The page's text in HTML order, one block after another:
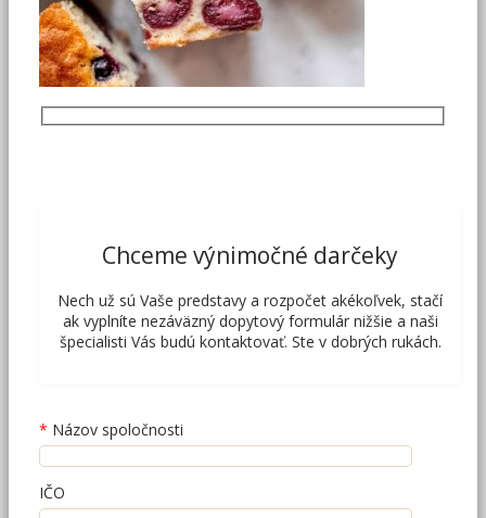
Chceme výnimočné darčeky
Nech už sú Vaše predstavy a rozpočet akékoľvek, stačí
ak vyplníte nezáväzný dopytový formulár nižšie a naši
špecialisti Vás budú kontaktovať. Ste v dobrých rukách.
Názov spoločnosti
IČO